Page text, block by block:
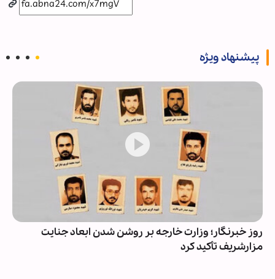
پیشنهاد ویژه
روز خبرنگار؛ وزارت خارجه بر روشن شدن ابعاد جنایت
مزارشریف تأکید کرد